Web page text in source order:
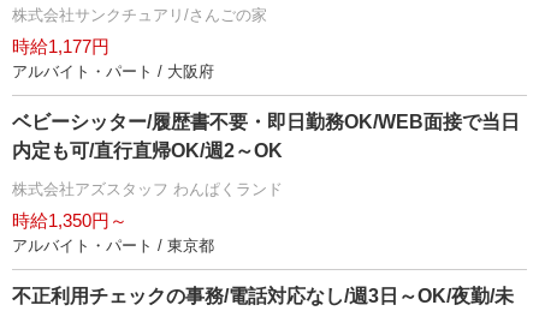
株式会社サンクチュアリ/さんごの家
時給1,177円
アルバイト・パート / 大阪府
ベビーシッター/履歴書不要・即日勤務OK/WEB面接で当日
内定も可/直行直帰OK/週2～OK
株式会社アズスタッフ わんぱくランド
時給1,350円～
アルバイト・パート / 東京都
不正利用チェックの事務/電話対応なし/週3日～OK/夜勤/未